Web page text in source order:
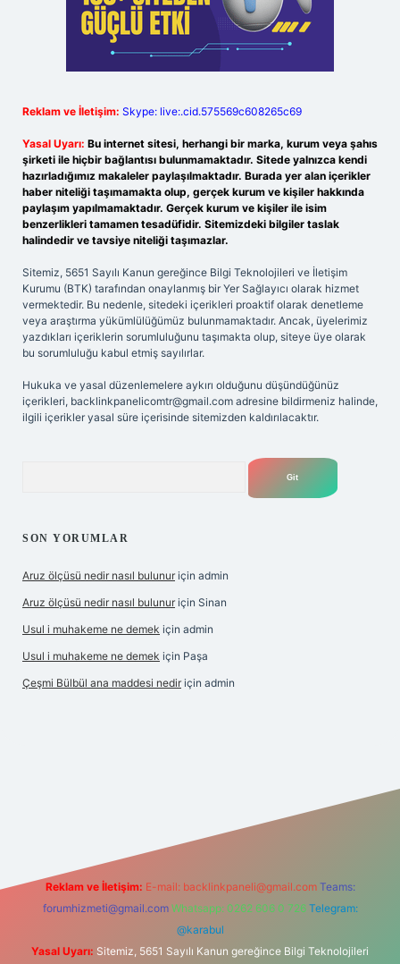
Reklam ve İletişim: Skype: live:.cid.575569c608265c69
Yasal Uyarı: Bu internet sitesi, herhangi bir marka, kurum veya şahıs
şirketi ile hiçbir bağlantısı bulunmamaktadır. Sitede yalnızca kendi
hazırladığımız makaleler paylaşılmaktadır. Burada yer alan içerikler
haber niteliği taşımamakta olup, gerçek kurum ve kişiler hakkında
paylaşım yapılmamaktadır. Gerçek kurum ve kişiler ile isim
benzerlikleri tamamen tesadüfidir. Sitemizdeki bilgiler taslak
halindedir ve tavsiye niteliği taşımazlar.
Sitemiz, 5651 Sayılı Kanun gereğince Bilgi Teknolojileri ve İletişim
Kurumu (BTK) tarafından onaylanmış bir Yer Sağlayıcı olarak hizmet
vermektedir. Bu nedenle, sitedeki içerikleri proaktif olarak denetleme
veya araştırma yükümlülüğümüz bulunmamaktadır. Ancak, üyelerimiz
yazdıkları içeriklerin sorumluluğunu taşımakta olup, siteye üye olarak
bu sorumluluğu kabul etmiş sayılırlar.
Hukuka ve yasal düzenlemelere aykırı olduğunu düşündüğünüz
içerikleri, backlinkpanelicomtr@gmail.com adresine bildirmeniz halinde,
ilgili içerikler yasal süre içerisinde sitemizden kaldırılacaktır.
SON YORUMLAR
Aruz ölçüsü nedir nasıl bulunur için admin
Aruz ölçüsü nedir nasıl bulunur için Sinan
Usul i muhakeme ne demek için admin
Usul i muhakeme ne demek için Paşa
Çeşmi Bülbül ana maddesi nedir için admin
Reklam ve İletişim: E-mail: backlinkpaneli@gmail.com Teams:
forumhizmeti@gmail.com Whatsapp: 0262 606 0 726 Telegram:
@karabul
Yasal Uyarı: Sitemiz, 5651 Sayılı Kanun gereğince Bilgi Teknolojileri